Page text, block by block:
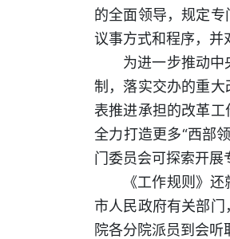
的全面领导，规定
议事方式和程序，并
为进一步推动
制，落实交办的重
表推进承担的改革
全力打造更多“西部
门委员会可探索开
《工作规则》
市人民政府有关部
院各分院派员到会听